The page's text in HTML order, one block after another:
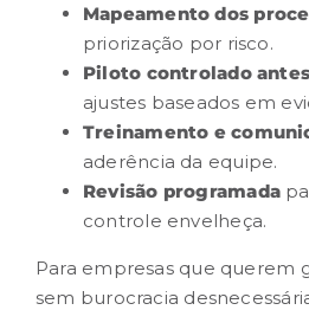
Mapeamento dos
priorização por risco.
Piloto controlado
ajustes baseados em
Treinamento e
aderência da equipe.
Revisão programada
controle envelheça.
Para empresas que querem
sem burocracia